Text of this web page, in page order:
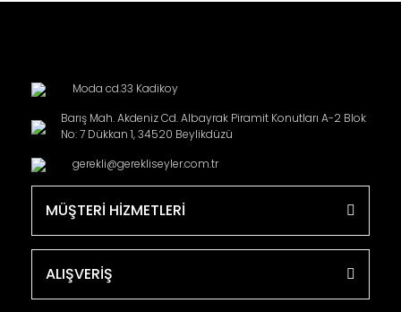
Moda cd.33 Kadikoy
Barış Mah. Akdeniz Cd. Albayrak Piramit Konutları A-2 Blok
No: 7 Dükkan 1, 34520 Beylikdüzü
gerekli@gerekliseyler.com.tr
MÜŞTERİ HİZMETLERİ
ALIŞVERİŞ